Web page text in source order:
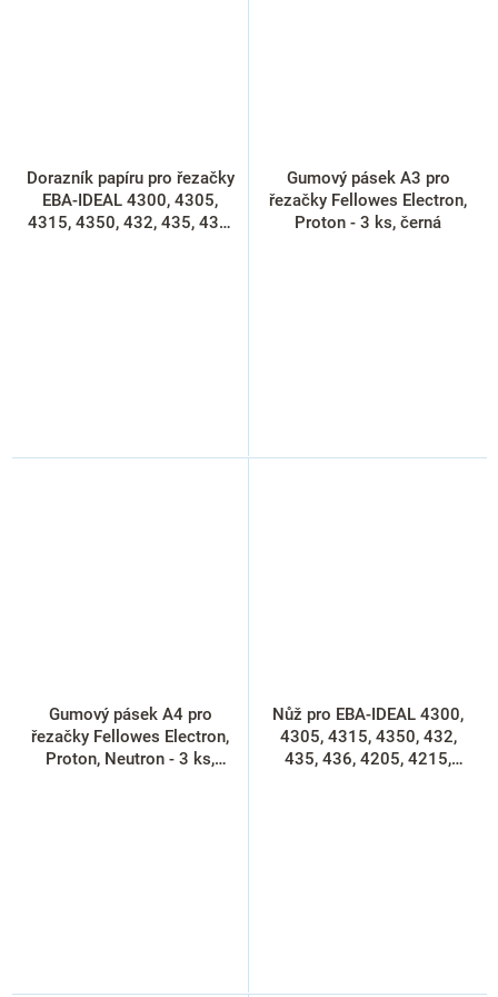
Dorazník papíru pro řezačky
EBA-IDEAL 4300, 4305,
4315, 4350, 432, 435, 436,
Gumový pásek A3 pro
řezačky Fellowes Electron,
Proton - 3 ks, černá
Gumový pásek A4 pro
řezačky Fellowes Electron,
Proton, Neutron - 3 ks,
Nůž pro EBA-IDEAL 4300,
4305, 4315, 4350, 432,
435, 436, 4205, 4215,